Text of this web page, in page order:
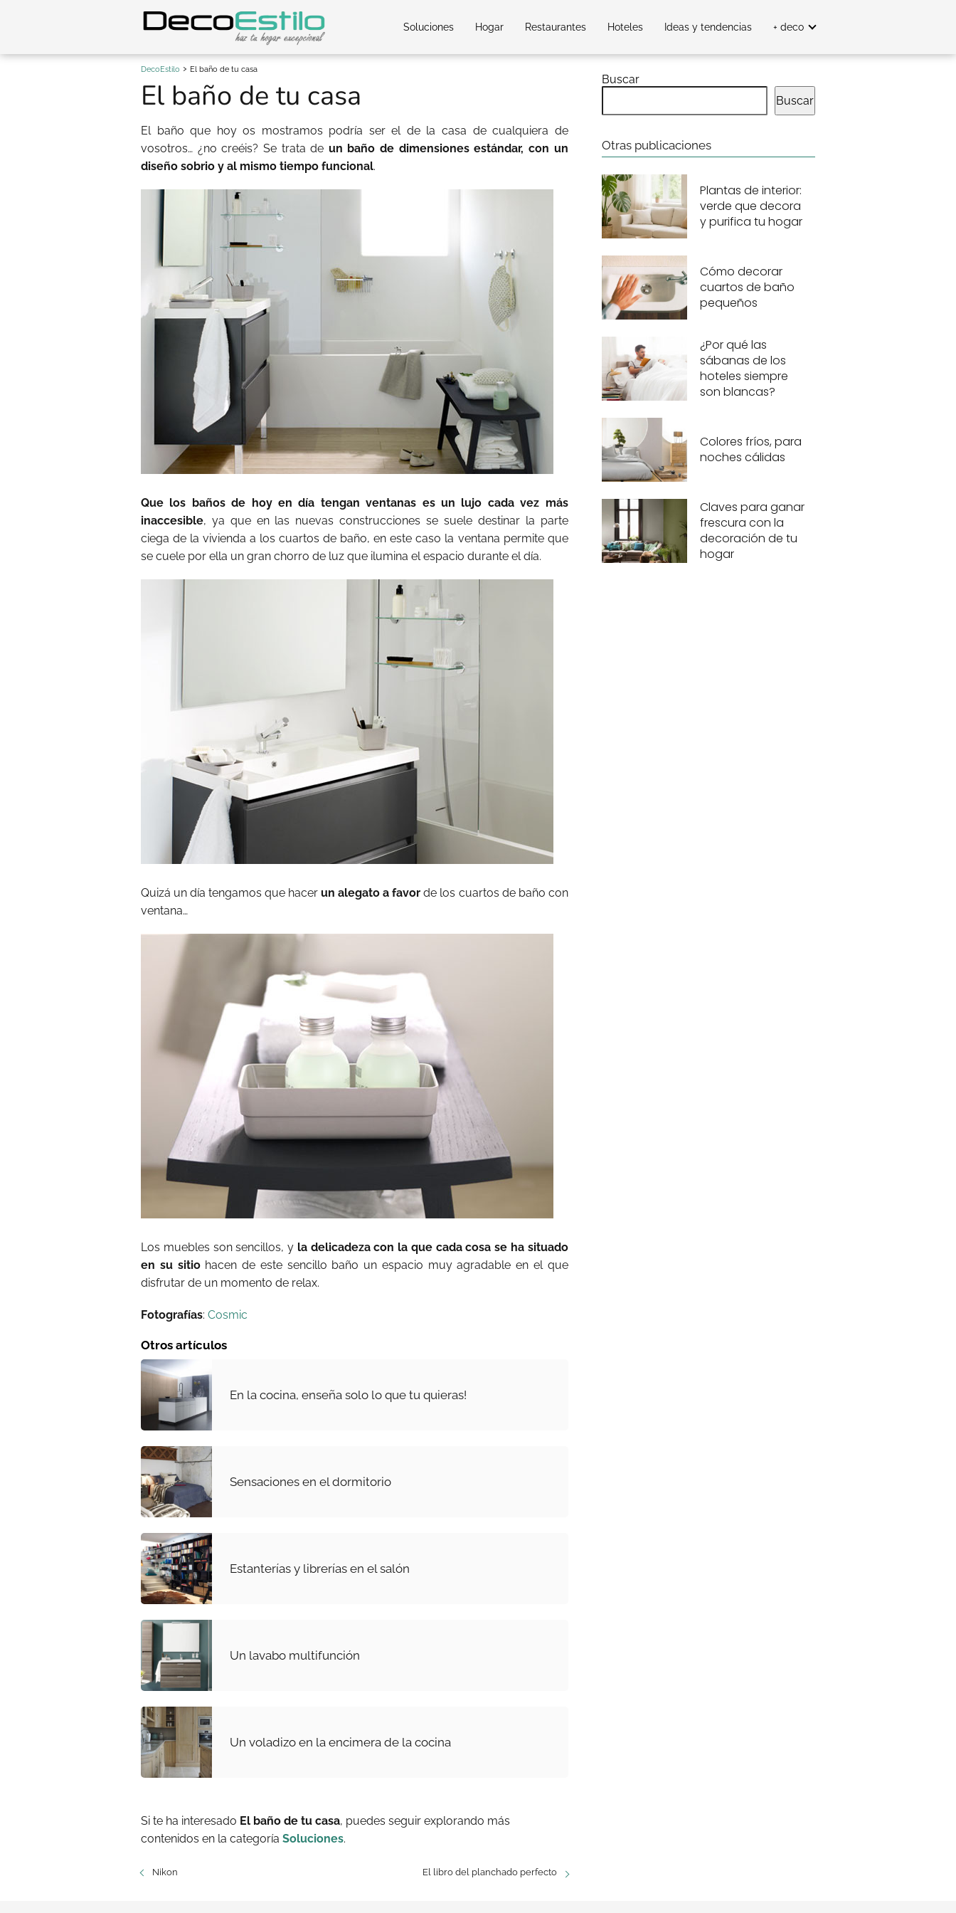
Soluciones Hogar Restaurantes Hoteles Ideas y tendencias + deco
DecoEstilo El baño de tu casa
El baño de tu casa
El baño que hoy os mostramos podría ser el de la casa de cualquiera de
vosotros… ¿no creéis? Se trata de un baño de dimensiones estándar, con un
diseño sobrio y al mismo tiempo funcional.
Que los baños de hoy en día tengan ventanas es un lujo cada vez más
inaccesible, ya que en las nuevas construcciones se suele destinar la parte
ciega de la vivienda a los cuartos de baño, en este caso la ventana permite que
se cuele por ella un gran chorro de luz que ilumina el espacio durante el día.
Quizá un día tengamos que hacerun alegato a favorde los cuartos de baño con
ventana…
Los muebles son sencillos, y la delicadeza con la que cada cosa se ha situado
en su sitiohacen de este sencillo baño un espacio muy agradable en el que
disfrutar de un momento de relax.
Fotografías: Cosmic
Otros artículos
En la cocina, enseña solo lo que tu quieras!
Sensaciones en el dormitorio
Estanterías y librerías en el salón
Un lavabo multifunción
Un voladizo en la encimera de la cocina
Si te ha interesado El baño de tu casa, puedes seguir explorando más
contenidos en la categoría Soluciones.
Nikon El libro del planchado perfecto
Buscar
Buscar
Otras publicaciones
Plantas de interior:
verde que decora
y purifica tu hogar
Cómo decorar
cuartos de baño
pequeños
¿Por qué las
sábanas de los
hoteles siempre
son blancas?
Colores fríos, para
noches cálidas
Claves para ganar
frescura con la
decoración de tu
hogar